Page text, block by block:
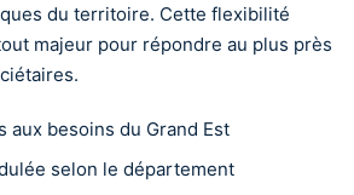
du territoire. Cette flexibilité
majeur pour répondre au plus près
aux besoins du Grand Est
selon le département